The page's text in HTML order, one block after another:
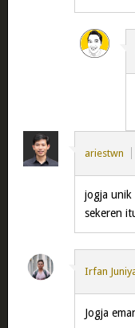
ariestwn
jogja unik
sekeren
Irfan
Jogja